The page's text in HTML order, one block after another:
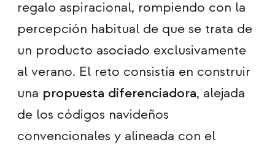
regalo aspiracional, rompiendo con la
percepción habitual de que se trata de
un producto asociado exclusivamente
al verano. El reto consistía en construir
una propuesta diferenciadora, alejada
de los códigos navideños
convencionales y alineada con el